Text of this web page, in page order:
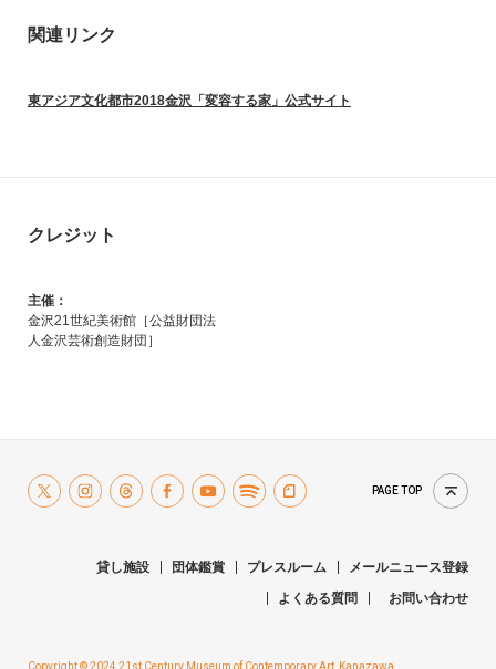
関連リンク
東アジア文化都市2018金沢「変容する家」公式サイト
クレジット
主催：
金沢21世紀美術館［公益財団法
人金沢芸術創造財団］
PAGE TOP
貸し施設 団体鑑賞 プレスルーム
メールニュース登録
よくある質問
お問い合わせ